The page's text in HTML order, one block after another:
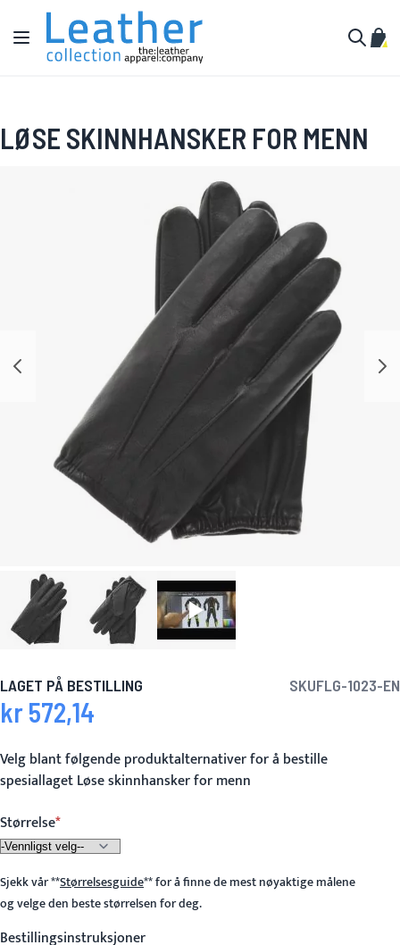
Hopp til innhold
Toggle Nav
Min
LØSE SKINNHANSKER FOR MENN
LAGET PÅ BESTILLING SKUFLG-1023-EN
kr 572,14
Velg blant følgende produktalternativer for å bestille
spesiallaget Løse skinnhansker for menn
Størrelse
Sjekk vår**Størrelsesguide**for å finne de mest nøyaktige målene
og velge den beste størrelsen for deg.
Bestillingsinstruksjoner